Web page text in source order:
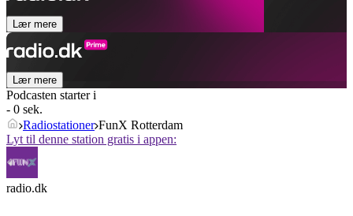
Lær mere
Lær mere
Podcasten starter i
- 0 sek.
Radiostationer FunX Rotterdam
Lyt til denne station gratis i appen:
radio.dk